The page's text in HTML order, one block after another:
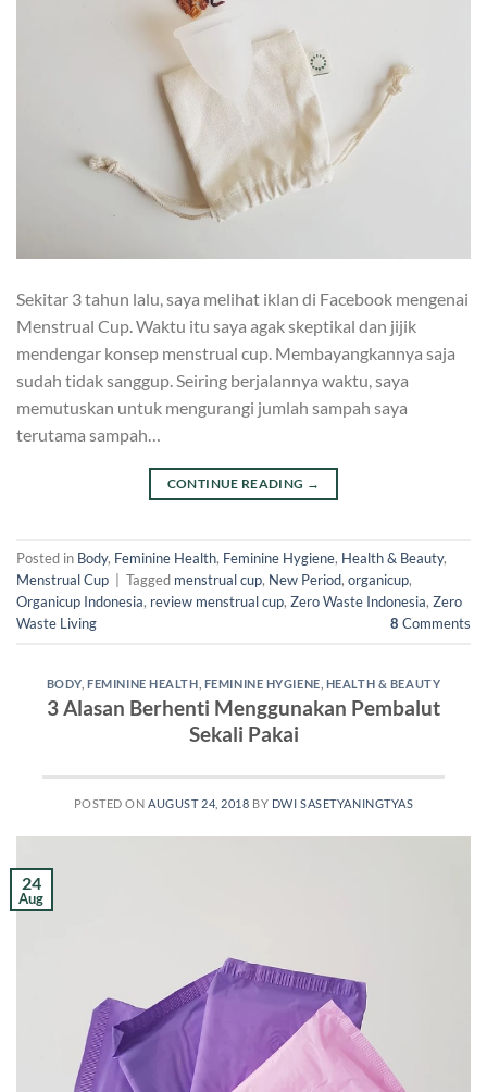
Sekitar 3 tahun lalu, saya melihat iklan di Facebook mengenai
Menstrual Cup. Waktu itu saya agak skeptikal dan jijik
mendengar konsep menstrual cup. Membayangkannya saja
sudah tidak sanggup. Seiring berjalannya waktu, saya
memutuskan untuk mengurangi jumlah sampah saya
terutama sampah…
CONTINUE READING →
Posted in Body, Feminine Health, Feminine Hygiene, Health & Beauty,
Menstrual Cup
Tagged menstrual cup, New Period, organicup,
Organicup Indonesia, review menstrual cup, Zero Waste Indonesia, Zero
Waste Living
8 Comments
BODY ,FEMININE HEALTH FEMININE HYGIENE HEALTH & BEAUTY
3 Alasan Berhenti Menggunakan Pembalut
Sekali Pakai
POSTED ONAUGUST 24, 2018 BY DWI SASETYANINGTYAS
24
Aug